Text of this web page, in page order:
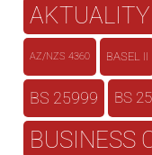
AKTUALITY
AZ/NZS 4360 BASEL II
BS 25999 BS
BUSINESS